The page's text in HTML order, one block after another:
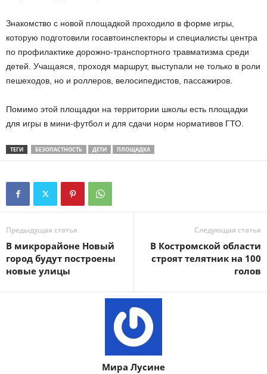
Знакомство с новой площадкой проходило в форме игры,
которую подготовили госавтоинспекторы и специалисты центра
по профилактике дорожно-транспортного травматизма среди
детей. Учащаяся, проходя маршрут, выступали не только в роли
пешеходов, но и роллеров, велосипедистов, пассажиров.
Помимо этой площадки на территории школы есть площадки
для игры в мини-футбол и для сдачи норм нормативов ГТО.
ТЕГИ БЕЗОПАСТНОСТЬ ДЕТИ ПЛОЩАДКА
Предыдущая статья
В микрорайоне Новый
город будут построены
новые улицы
Следующая статья
В Костромской области
строят телятник на 100
голов
Мира Лусине